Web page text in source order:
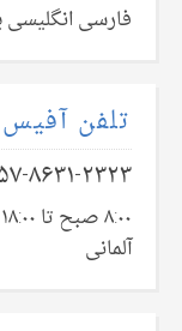
فارسی انگلیسی
تلفن آفیس
۰۰۴۹-۱۵۷-
آلمانی